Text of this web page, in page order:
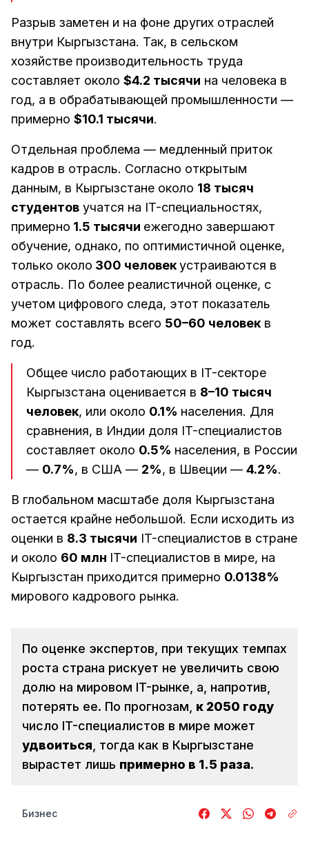
Разрыв заметен и на фоне других отраслей
внутри Кыргызстана. Так, в сельском
хозяйстве производительность труда
составляет около $4.2 тысячи на человека в
год, а в обрабатывающей промышленности —
примерно $10.1 тысячи.
Отдельная проблема — медленный приток
кадров в отрасль. Согласно открытым
данным, в Кыргызстане около 18 тысяч
студентов учатся на IT-специальностях,
примерно 1.5 тысячи ежегодно завершают
обучение, однако, по оптимистичной оценке,
только около 300 человекустраиваются в
отрасль. По более реалистичной оценке, с
учетом цифрового следа, этот показатель
может составлять всего 50–60 человек в
год.
Общее число работающих в IT-секторе
Кыргызстана оценивается в 8–10 тысяч
человек, или около 0.1% населения. Для
сравнения, в Индии доля IT-специалистов
составляет около 0.5% населения, в России
— 0.7%, в США — 2%, в Швеции — 4.2%.
В глобальном масштабе доля Кыргызстана
остается крайне небольшой. Если исходить из
оценки в 8.3 тысячи IT-специалистов в стране
и около 60 млн IT-специалистов в мире, на
Кыргызстан приходится примерно 0.0138%
мирового кадрового рынка.
По оценке экспертов, при текущих темпах
роста страна рискует не увеличить свою
долю на мировом IT-рынке, а, напротив,
потерять ее. По прогнозам, к 2050 году
число IT-специалистов в мире может
удвоиться , тогда как в Кыргызстане
вырастет лишь примерно в 1.5 раза.
Бизнес